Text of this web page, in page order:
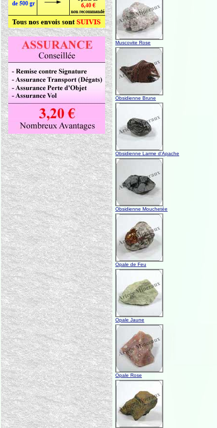
Muscovite Rose
Obsidienne Brune
Obsidienne Larme d'Apache
Obsidienne Mouchetée
Opale de Feu
Opale Jaune
Opale Rose